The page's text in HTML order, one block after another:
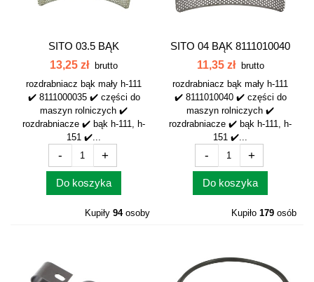
SITO 03.5 BĄK
8111000035
13,25 zł
brutto
rozdrabniacz bąk mały h-111
✔️ 8111000035 ✔️ części do
maszyn rolniczych ✔️
rozdrabniacze ✔️ bąk h-111, h-
151 ✔️...
- +
Do koszyka
Kupiły 94osoby
SITO 04 BĄK 8111010040
11,35 zł
brutto
rozdrabniacz bąk mały h-111
✔️ 8111010040 ✔️ części do
maszyn rolniczych ✔️
rozdrabniacze ✔️ bąk h-111, h-
151 ✔️...
- +
Do koszyka
Kupiło 179 osób